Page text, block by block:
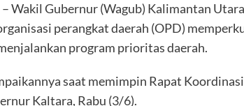
Wakil Gubernur (Wagub) Kalimantan
perangkat daerah (OPD)
program prioritas daerah.
saat memimpin Rapat
Kaltara, Rabu (3/6).